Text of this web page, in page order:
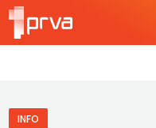
INFO